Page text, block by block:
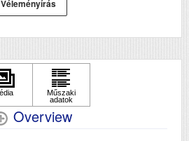
Véleményírás
Overview